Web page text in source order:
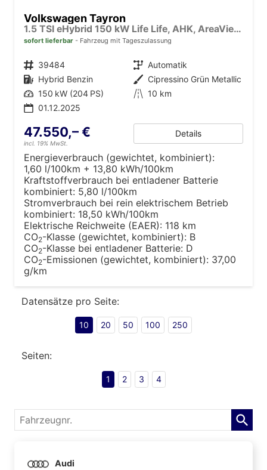
Volkswagen Tayron
1.5 TSI eHybrid 150 kW Life Life, AHK, AreaView, Side, Navi, Winter, 5-J. Garantie
sofort lieferbar Fahrzeug mit Tageszulassung
Fahrzeugnr. 39484 Getriebe Automatik
Kraftstoff Hybrid Benzin Außenfarbe Cipressino Grün Metallic
Leistung 150 kW (204 PS) Kilometerstand 10 km
01.12.2025
47.550,– €
incl. 19% MwSt.
Details
Energieverbrauch (gewichtet, kombiniert):
1,60 l/100km + 13,80 kWh/100km
Kraftstoffverbrauch bei entladener Batterie
kombiniert: 5,80 l/100km
Stromverbrauch bei rein elektrischem Betrieb
kombiniert: 18,50 kWh/100km
Elektrische Reichweite (EAER): 118 km
CO2-Klasse (gewichtet, kombiniert): B
CO2-Klasse bei entladener Batterie: D
CO2-Emissionen (gewichtet, kombiniert): 37,00
g/km
Datensätze pro Seite:
10 20 50 100 250
Seiten:
1 2 3 4
Fahrzeugnr.
Audi